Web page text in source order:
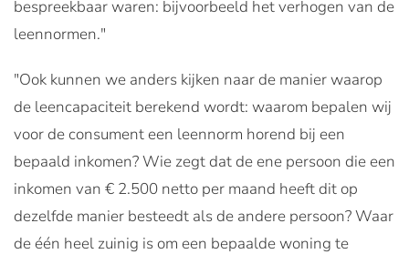
bespreekbaar waren: bijvoorbeeld het verhogen van de
leennormen."
"Ook kunnen we anders kijken naar de manier waarop
de leencapaciteit berekend wordt: waarom bepalen wij
voor de consument een leennorm horend bij een
bepaald inkomen? Wie zegt dat de ene persoon die een
inkomen van € 2.500 netto per maand heeft dit op
dezelfde manier besteedt als de andere persoon? Waar
de één heel zuinig is om een bepaalde woning te